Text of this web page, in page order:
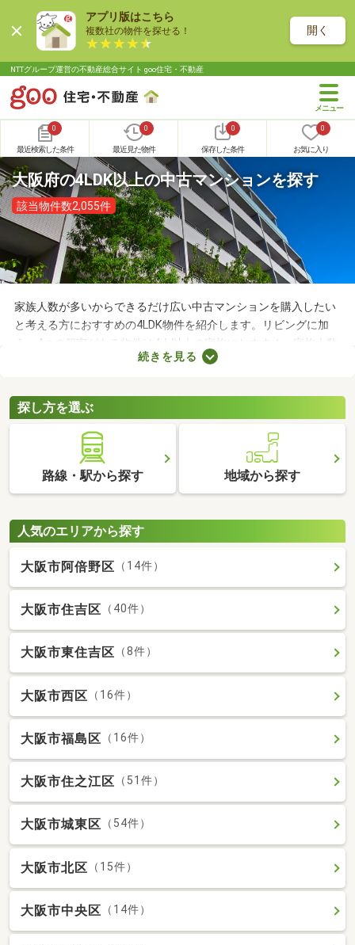
アプリ版はこちら
複数社の物件を探せる！ 開く
NTTグループ運営の不動産総合サイト goo住宅・不動産
0
最近検索した条件
0
最近見た物件
0
保存した条件
0
お気に入り
大阪府の4LDK以上の中古マンションを探す
該当物件数2,055件
家族人数が多いからできるだけ広い中古マンションを購入したい
と考える方におすすめの4LDK物件を紹介します。リビングに加
え、4つの個室がある物件は4人以上の家族におすすめ。家族人数
が多くても、お部屋の数が多ければ生活空間をしっかり分けられ
間取りや設備、購入費用などをチェックしてみてくださいね。
続きを見る
探し方を選ぶ
路線・駅から探す 地域から探す
人気のエリアから探す
大阪市阿倍野区 （14件）
大阪市住吉区 （40件）
大阪市東住吉区 （8件）
大阪市西区 （16件）
大阪市福島区 （16件）
大阪市住之江区 （51件）
大阪市城東区 （54件）
大阪市北区 （15件）
大阪市中央区 （14件）